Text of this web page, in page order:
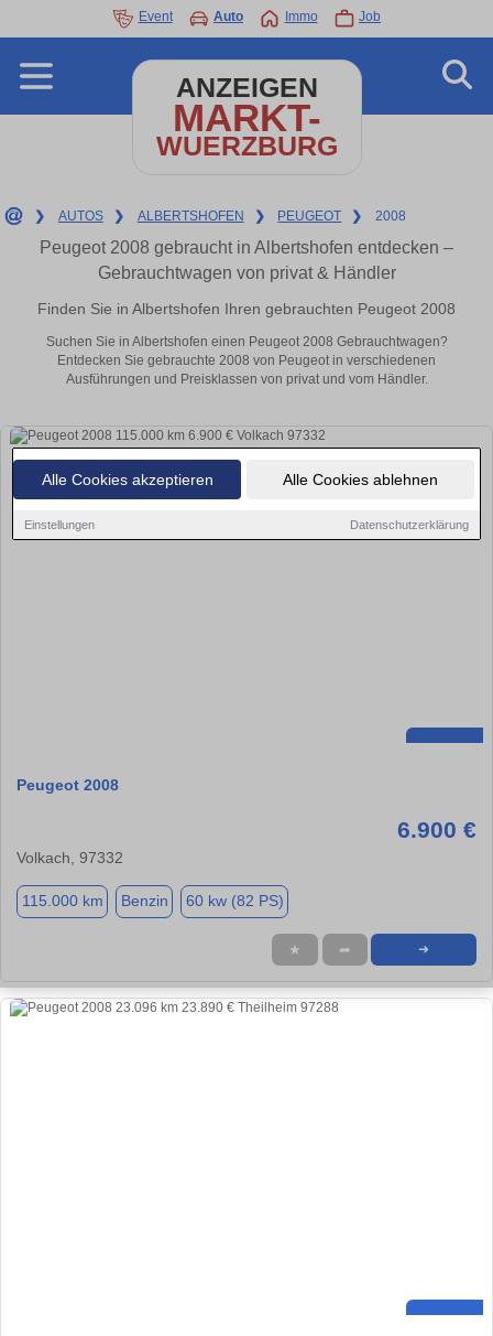
Alle Cookies akzeptieren Alle Cookies ablehnen
Einstellungen Datenschutzerklärung
Event Auto Immo Job
ANZEIGEN
MARKT-
WUERZBURG
❯ AUTOS ❯ ALBERTSHOFEN ❯ PEUGEOT ❯ 2008
Peugeot 2008 gebraucht in Albertshofen entdecken –
Gebrauchtwagen von privat & Händler
Finden Sie in Albertshofen Ihren gebrauchten Peugeot 2008
Suchen Sie in Albertshofen einen Peugeot 2008 Gebrauchtwagen?
Entdecken Sie gebrauchte 2008 von Peugeot in verschiedenen
Ausführungen und Preisklassen von privat und vom Händler.
Peugeot 2008
6.900 €
Volkach, 97332
115.000 km Benzin 60 kw (82 PS)
★ ➦ ➜